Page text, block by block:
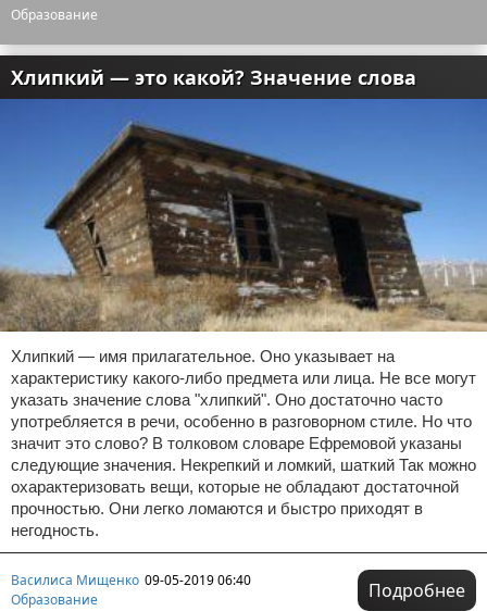
Образование
Хлипкий — это какой? Значение слова
Хлипкий — имя прилагательное. Оно указывает на
характеристику какого-либо предмета или лица. Не все могут
указать значение слова "хлипкий". Оно достаточно часто
употребляется в речи, особенно в разговорном стиле. Но что
значит это слово? В толковом словаре Ефремовой указаны
следующие значения. Некрепкий и ломкий, шаткий Так можно
охарактеризовать вещи, которые не обладают достаточной
прочностью. Они легко ломаются и быстро приходят в
негодность.
Василиса Мищенко 09-05-2019 06:40
Образование
Подробнее